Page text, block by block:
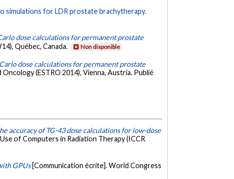
simulations for LDR prostate brachytherapy.
dose calculations for permanent prostate
Québec, Canada. Non disponible
dose calculations for permanent prostate
(ESTRO 2014), Vienna, Austria. Publié
accuracy of TG-43 dose calculations for low-dose
of Computers in Radiation Therapy (ICCR
GPUs [Communication écrite]. World Congress